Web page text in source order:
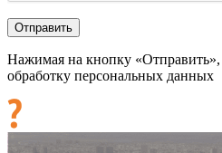
Нажимая на кнопку «Отправить»,
обработку персональных данных